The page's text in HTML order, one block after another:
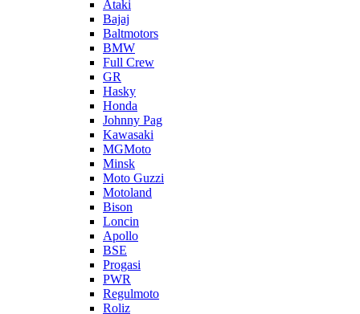
Ataki
Bajaj
Baltmotors
BMW
Full Crew
GR
Hasky
Honda
Johnny Pag
Kawasaki
MGMoto
Minsk
Moto Guzzi
Motoland
Bison
Loncin
Apollo
BSE
Progasi
PWR
Regulmoto
Roliz